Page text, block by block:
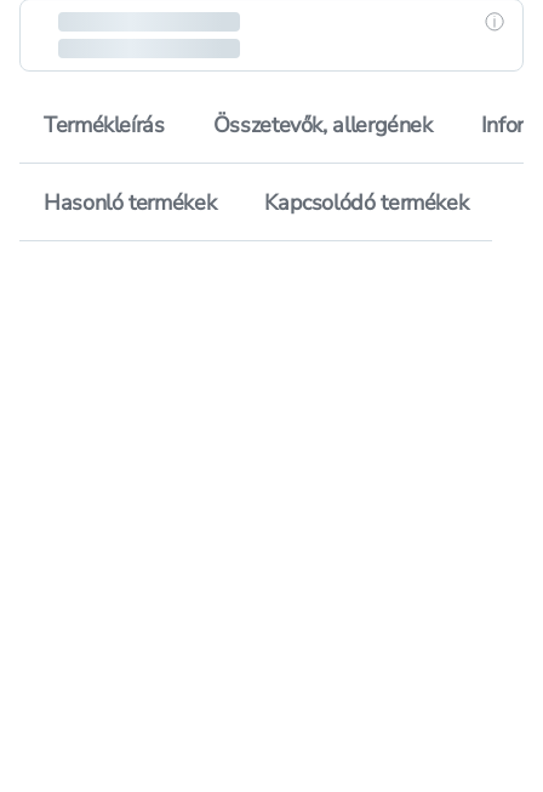
Termékleírás Összetevők, allergének
Hasonló termékek Kapcsolódó termékek